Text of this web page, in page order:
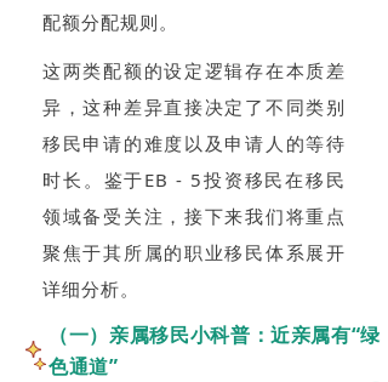
配额分配规则。
这两类配额的设定逻辑存在本质差
异，这种差异直接决定了不同类别
移民申请的难度以及申请人的等待
时长。鉴于EB - 5投资移民在移民
领域备受关注，接下来我们将重点
聚焦于其所属的职业移民体系展开
详细分析。
（一）亲属移民小科普：近亲属有“绿
色通道”